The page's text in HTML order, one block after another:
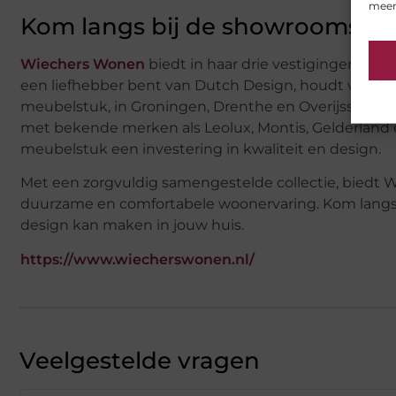
Kom langs bij de showrooms!
Wiechers Wonen biedt in haar drie vestigingen een
een liefhebber bent van Dutch Design, houdt van
meubelstuk, in Groningen, Drenthe en Overijssel
met bekende merken als Leolux, Montis,
meubelstuk een investering in kwaliteit en design.
Met een zorgvuldig samengestelde collectie, biedt
duurzame en comfortabele woonervaring. Kom
design kan maken in jouw huis.
https://www.wiecherswonen.nl/
Veelgestelde vragen